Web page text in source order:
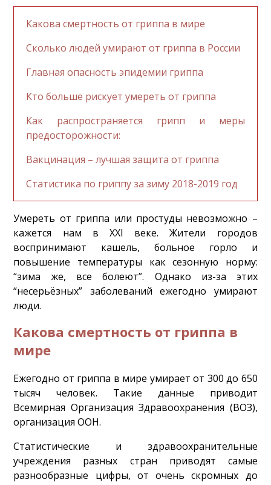
Какова смертность от гриппа в мире
Сколько людей умирают от гриппа в России
Главная опасность эпидемии гриппа
Кто больше рискует умереть от гриппа
Как распространяется грипп и меры
предосторожности:
Вакцинация – лучшая защита от гриппа
Статистика по гриппу за зиму 2018-2019 год
Умереть от гриппа или простуды невозможно –
кажется нам в XXI веке. Жители городов
воспринимают кашель, больное горло и
повышение температуры как сезонную норму:
“зима же, все болеют”. Однако из-за этих
“несерьёзных” заболеваний ежегодно умирают
люди.
Какова смертность от гриппа в
мире
Ежегодно от гриппа в мире умирает от 300 до 650
тысяч человек. Такие данные приводит
Всемирная Организация Здравоохранения (ВОЗ),
организация ООН.
Статистические и здравоохранительные
учреждения разных стран приводят самые
разнообразные цифры, от очень скромных до